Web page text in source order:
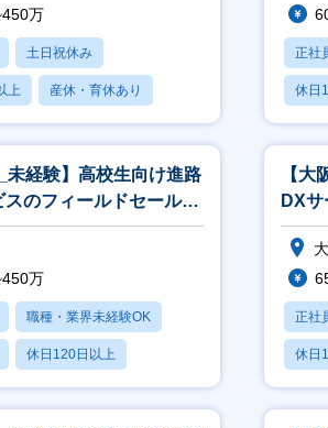
万
土日祝休み
上 産休・育休あり
正社
休日
未経験】高校生向け進路
スのフィールドセールス
未経験歓迎／高卒就
万
職種・業界未経験OK
休日120日以上
り
【大
DX
正社
休日
月残